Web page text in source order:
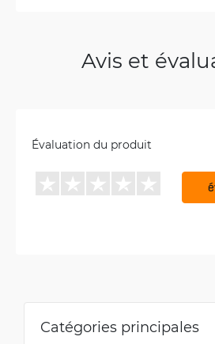
Avis et
Évaluation du produit
Catégories principales